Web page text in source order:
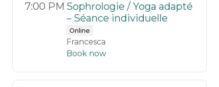
7:00 PM Sophrologie / Yoga adapté
– Séance individuelle
Online
Francesca
Book now